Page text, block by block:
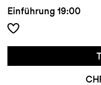
Einführung 19:00